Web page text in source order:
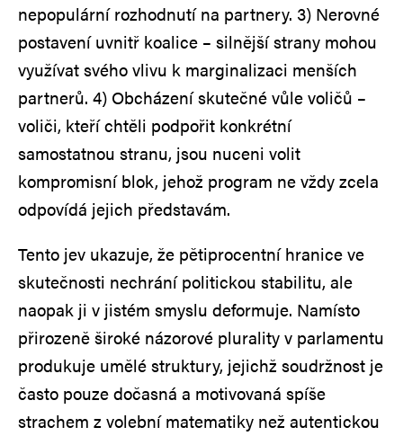
nepopulární rozhodnutí na partnery. 3) Nerovné
postavení uvnitř koalice – silnější strany mohou
využívat svého vlivu k marginalizaci menších
partnerů. 4) Obcházení skutečné vůle voličů –
voliči, kteří chtěli podpořit konkrétní
samostatnou stranu, jsou nuceni volit
kompromisní blok, jehož program ne vždy zcela
odpovídá jejich představám.
Tento jev ukazuje, že pětiprocentní hranice ve
skutečnosti nechrání politickou stabilitu, ale
naopak ji v jistém smyslu deformuje. Namísto
přirozeně široké názorové plurality v parlamentu
produkuje umělé struktury, jejichž soudržnost je
často pouze dočasná a motivovaná spíše
strachem z volební matematiky než autentickou